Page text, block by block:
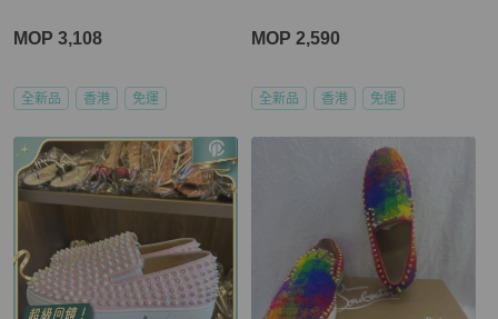
MOP 3,108
全新品 香港 免運
MOP 2,590
全新品 香港 免運